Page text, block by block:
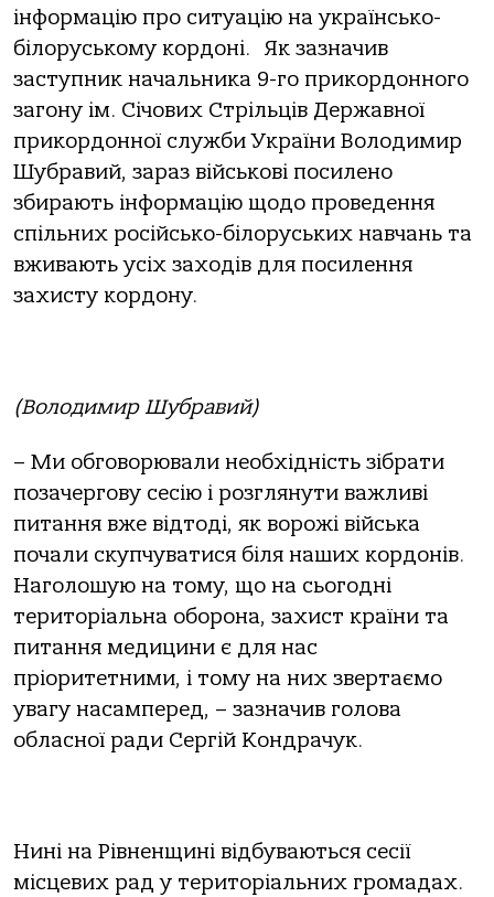
інформацію про ситуацію на українсько-
білоруському кордоні. Як зазначив
заступник начальника 9-го прикордонного
загону ім. Січових Стрільців Державної
прикордонної служби України Володимир
Шубравий, зараз військові посилено
збирають інформацію щодо проведення
спільних російсько-білоруських навчань та
вживають усіх заходів для посилення
захисту кордону.
(Володимир Шубравий)
– Ми обговорювали необхідність зібрати
позачергову сесію і розглянути важливі
питання вже відтоді, як ворожі війська
почали скупчуватися біля наших кордонів.
Наголошую на тому, що на сьогодні
територіальна оборона, захист країни та
питання медицини є для нас
пріоритетними, і тому на них звертаємо
увагу насамперед, – зазначив голова
обласної ради Сергій Кондрачук.
Нині на Рівненщині відбуваються сесії
місцевих рад у територіальних громадах.